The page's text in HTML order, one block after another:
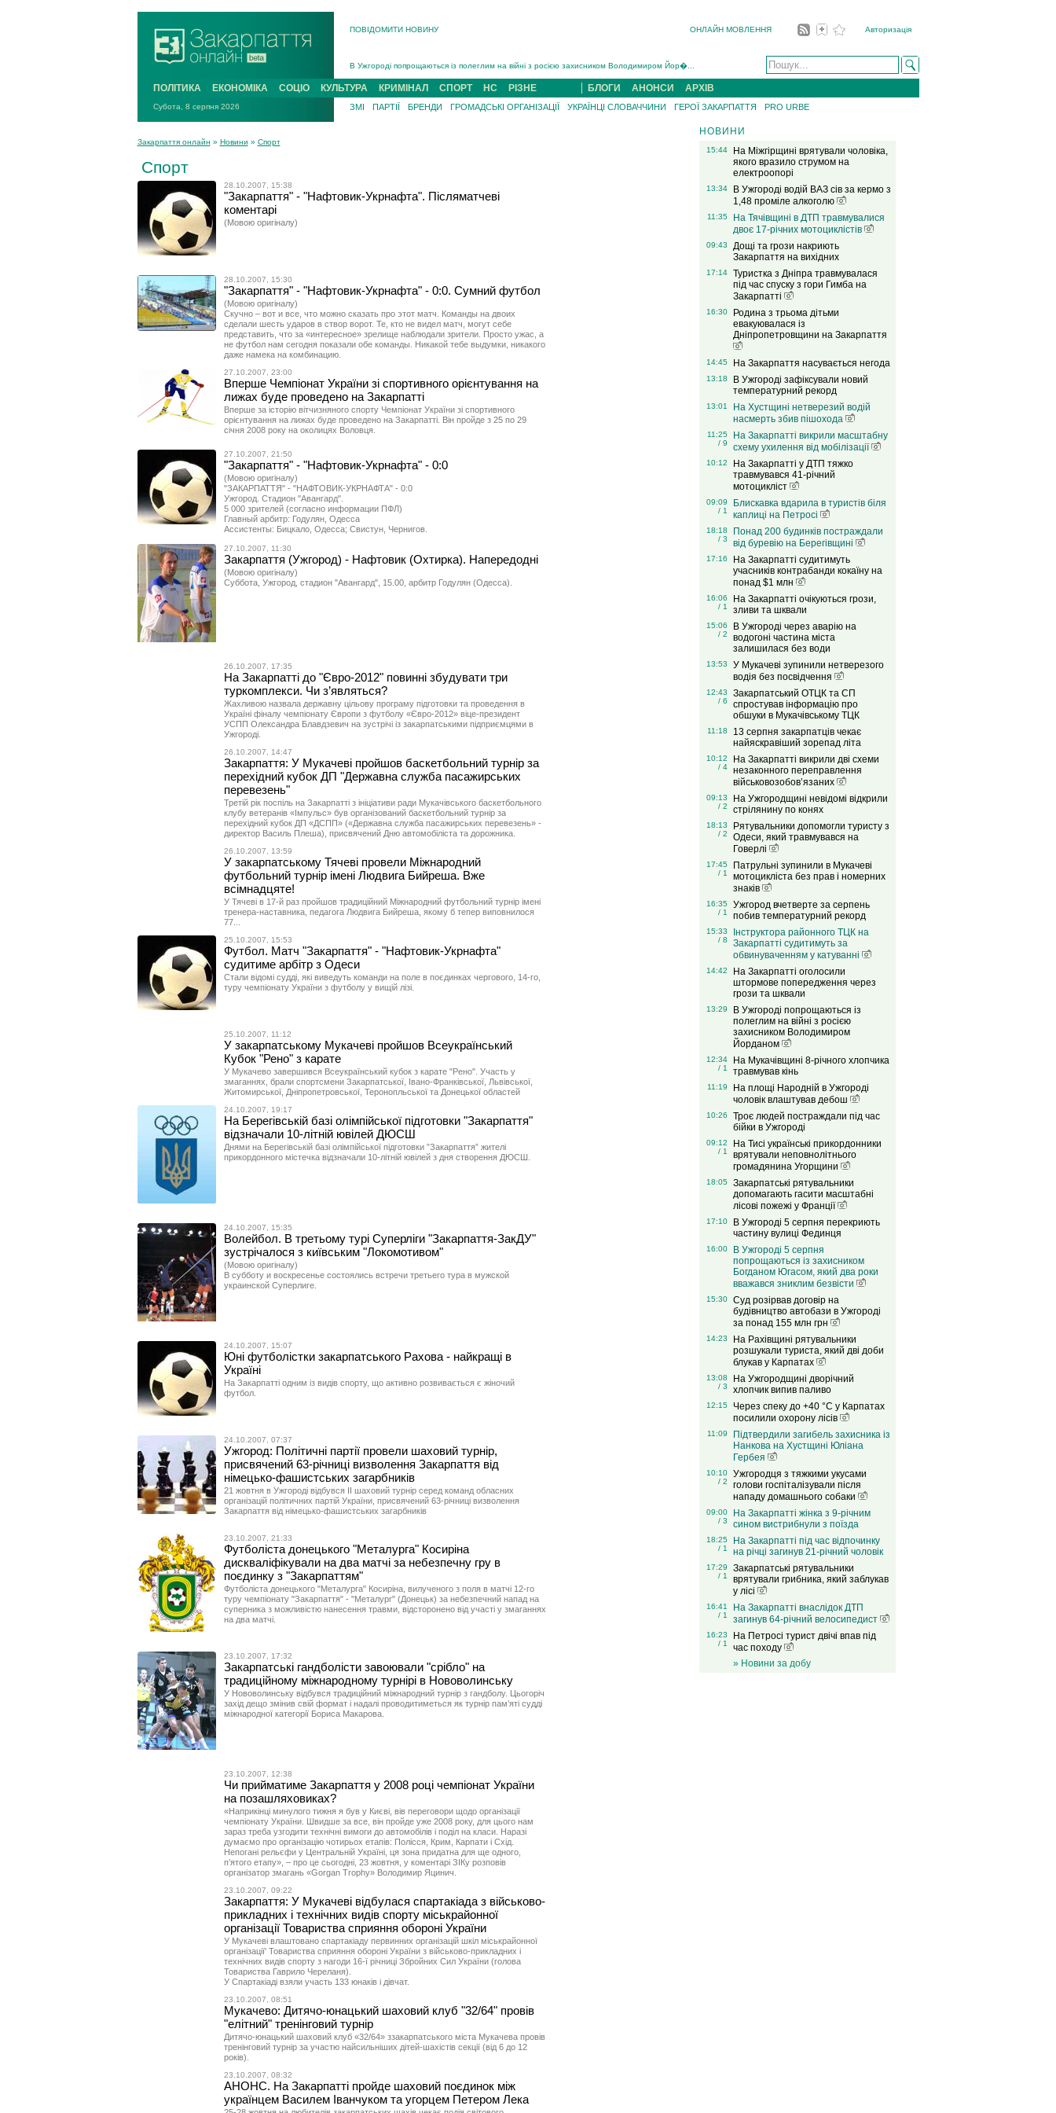
ПОВІДОМИТИ НОВИНУ ОНЛАЙН МОВЛЕННЯ Авторизація
В Ужгороді попрощаються із полеглим на війні з росією захисником Володимиром Йор�...
В Ужгороді 5 серпня попрощаються із захисником Богданом Югасом, який два роки �...
Підтвердили загибель захисника із Нанкова на Хустщині Юліана Гербея (ФОТО)[/gree...
На війні з рф поліг військовий з Виноградова Ігнат Роздяловський (ФОТО)...
ПОЛІТИКА ЕКОНОМІКА СОЦІО КУЛЬТУРА КРИМІНАЛ СПОРТ НС РІЗНЕ БЛОГИ АНОНСИ АРХІВ
Субота, 8 серпня 2026 ЗМІ ПАРТІЇ БРЕНДИ ГРОМАДСЬКІ ОРГАНІЗАЦІЇ УКРАЇНЦІ СЛОВАЧЧИНИ ГЕРОЇ ЗАКАРПАТТЯ PRO URBE
Закарпаття онлайн » Новини » Спорт
Спорт
28.10.2007, 15:38
"Закарпаття" - "Нафтовик-Укрнафта". Післяматчеві
коментарі
(Мовою оригіналу)
28.10.2007, 15:30
"Закарпаття" - "Нафтовик-Укрнафта" - 0:0. Сумний футбол
(Мовою оригіналу)
Скучно – вот и все, что можно сказать про этот матч. Команды на двоих
сделали шесть ударов в створ ворот. Те, кто не видел матч, могут себе
представить, что за «интересное» зрелище наблюдали зрители. Просто ужас, а
не футбол нам сегодня показали обе команды. Никакой тебе выдумки, никакого
даже намека на комбинацию.
27.10.2007, 23:00
Вперше Чемпіонат України зі спортивного орієнтування на
лижах буде проведено на Закарпатті
Вперше за історію вітчизняного спорту Чемпіонат України зі спортивного
орієнтування на лижах буде проведено на Закарпатті. Він пройде з 25 по 29
січня 2008 року на околицях Воловця.
27.10.2007, 21:50
"Закарпаття" - "Нафтовик-Укрнафта" - 0:0
(Мовою оригіналу)
"ЗАКАРПАТТЯ" - "НАФТОВИК-УКРНАФТА" - 0:0
Ужгород. Стадион "Авангард".
5 000 зрителей (согласно информации ПФЛ)
Главный арбитр: Годулян, Одесса
Ассистенты: Бицкало, Одесса; Свистун, Чернигов.
27.10.2007, 11:30
Закарпаття (Ужгород) - Нафтовик (Охтирка). Напередодні
(Мовою оригіналу)
Суббота, Ужгород, стадион "Авангард", 15.00, арбитр Годулян (Одесса).
26.10.2007, 17:35
На Закарпатті до "Євро-2012" повинні збудувати три
туркомплекси. Чи з’являться?
Жахливою назвала державну цільову програму підготовки та проведення в
Україні фіналу чемпіонату Європи з футболу «Євро-2012» віце-президент
УСПП Олександра Блавдзевич на зустрічі із закарпатськими підприємцями в
Ужгороді.
26.10.2007, 14:47
Закарпаття: У Мукачеві пройшов баскетбольний турнір за
перехідний кубок ДП "Державна служба пасажирських
перевезень"
Третій рік поспіль на Закарпатті з ініціативи ради Мукачівського баскетбольного
клубу ветеранів «Імпульс» був організований баскетбольний турнір за
перехідний кубок ДП «ДСПП» («Державна служба пасажирських перевезень» -
директор Василь Плеша), присвячений Дню автомобіліста та дорожника.
26.10.2007, 13:59
У закарпатському Тячеві провели Міжнародний
футбольний турнір імені Людвига Бийреша. Вже
всімнадцяте!
У Тячеві в 17-й раз пройшов традиційний Міжнародний футбольний турнір імені
тренера-наставника, педагога Людвига Бийреша, якому б тепер виповнилося
77...
25.10.2007, 15:53
Футбол. Матч "Закарпаття" - "Нафтовик-Укрнафта"
судитиме арбітр з Одеси
Стали відомі судді, які виведуть команди на поле в поєдинках чергового, 14-го,
туру чемпіонату України з футболу у вищій лізі.
25.10.2007, 11:12
У закарпатському Мукачеві пройшов Всеукраїнський
Кубок "Рено" з карате
У Мукачево завершився Всеукраїнський кубок з карате "Рено". Участь у
змаганнях, брали спортсмени Закарпатської, Івано-Франківської, Львівської,
Житомирської, Дніпропетровської, Теронопльської та Донецької областей
24.10.2007, 19:17
На Берегівській базі олімпійської підготовки "Закарпаття"
відзначали 10-літній ювілей ДЮСШ
Днями на Берегівській базі олімпійської підготовки ”Закарпаття” жителі
прикордонного містечка відзначали 10-літній ювілей з дня створення ДЮСШ.
24.10.2007, 15:35
Волейбол. В третьому турі Суперліги "Закарпаття-ЗакДУ"
зустрічалося з київським "Локомотивом"
(Мовою оригіналу)
В субботу и воскресенье состоялись встречи третьего тура в мужской
украинской Суперлиге.
24.10.2007, 15:07
Юні футболістки закарпатського Рахова - найкращі в
Україні
На Закарпатті одним із видів спорту, що активно розвивається є жіночий
футбол.
24.10.2007, 07:37
Ужгород: Політичні партії провели шаховий турнір,
присвячений 63-річниці визволення Закарпаття від
німецько-фашистських загарбників
21 жовтня в Ужгороді відбувся ІІ шаховий турнір серед команд обласних
організацій політичних партій України, присвячений 63-річниці визволення
Закарпаття від німецько-фашистських загарбників
23.10.2007, 21:33
Футболіста донецького "Металурга" Косиріна
дискваліфікували на два матчі за небезпечну гру в
поєдинку з "Закарпаттям"
Футболіста донецького "Металурга" Косиріна, вилученого з поля в матчі 12-го
туру чемпіонату "Закарпаття" - "Металург" (Донецьк) за небезпечний напад на
суперника з можливістю нанесення травми, відсторонено від участі у змаганнях
на два матчі.
23.10.2007, 17:32
Закарпатські гандболісти завоювали "срібло" на
традиційному міжнародному турнірі в Нововолинську
У Нововолинську відбувся традиційний міжнародний турнір з гандболу. Цьогоріч
захід дещо змінив свій формат і надалі проводитиметься як турнір пам’яті судді
міжнародної категорії Бориса Макарова.
23.10.2007, 12:38
Чи прийматиме Закарпаття у 2008 році чемпіонат України
на позашляховиках?
«Наприкінці минулого тижня я був у Києві, вів переговори щодо організації
чемпіонату України. Швидше за все, він пройде уже 2008 року, для цього нам
зараз треба узгодити технічні вимоги до автомобілів і поділ на класи. Наразі
думаємо про організацію чотирьох етапів: Полісся, Крим, Карпати і Схід.
Непогані рельєфи у Центральній Україні, ця зона придатна для ще одного,
п’ятого етапу», – про це сьогодні, 23 жовтня, у коментарі ЗІКу розповів
організатор змагань «Gorgan Trophy» Володимир Яцинич.
23.10.2007, 09:22
Закарпаття: У Мукачеві відбулася спартакіада з військово-
прикладних і технічних видів спорту міськрайонної
організації Товариства сприяння обороні України
У Мукачеві влаштовано спартакіаду первинних організацій шкіл міськрайонної
організації' Товариства сприяння обороні України з військово-прикладних і
технічних видів спорту з нагоди 16-ї річниці Збройних Сил України (голова
Товариства Гаврило Череланя).
У Спартакіаді взяли участь 133 юнаків і дівчат.
23.10.2007, 08:51
Мукачево: Дитячо-юнацький шаховий клуб "32/64" провів
"елітний" тренінговий турнір
Дитячо-юнацький шаховий клуб «32/64» ззакарпатського міста Мукачева провів
тренінговий турнір за участю найсильніших дітей-шахістів секції (від 6 до 12
років).
23.10.2007, 08:32
АНОНС. На Закарпатті пройде шаховий поєдинок між
українцем Василем Іванчуком та угорцем Петером Лека
НОВИНИ
15:44
На Міжгірщині врятували чоловіка,
якого вразило струмом на
електроопорі
13:34
В Ужгороді водій ВАЗ сів за кермо з
1,48 проміле алкоголю
11:35
На Тячівщині в ДТП травмувалися
двоє 17-річних мотоциклістів
09:43
Дощі та грози накриють
Закарпаття на вихідних
17:14
Туристка з Дніпра травмувалася
під час спуску з гори Гимба на
Закарпатті
16:30
Родина з трьома дітьми
евакуювалася із
Дніпропетровщини на Закарпаття
14:45 На Закарпаття насувається негода
13:18
В Ужгороді зафіксували новий
температурний рекорд
13:01
На Хустщині нетверезий водій
насмерть збив пішохода
11:25
/ 9
На Закарпатті викрили масштабну
схему ухилення від мобілізації
10:12
На Закарпатті у ДТП тяжко
травмувався 41-річний
мотоцикліст
09:09
/ 1
Блискавка вдарила в туристів біля
каплиці на Петросі
18:18
/ 3
Понад 200 будинків постраждали
від буревію на Берегівщині
17:16
На Закарпатті судитимуть
учасників контрабанди кокаїну на
понад $1 млн
16:06
/ 1
На Закарпатті очікуються грози,
зливи та шквали
15:06
/ 2
В Ужгороді через аварію на
водогоні частина міста
залишилася без води
13:53
У Мукачеві зупинили нетверезого
водія без посвідчення
12:43
/ 6
Закарпатський ОТЦК та СП
спростував інформацію про
обшуки в Мукачівському ТЦК
11:18
13 серпня закарпатців чекає
найяскравіший зорепад літа
10:12
/ 4
На Закарпатті викрили дві схеми
незаконного переправлення
військовозобов’язаних
09:13
/ 2
На Ужгородщині невідомі відкрили
стрілянину по конях
18:13
/ 2
Рятувальники допомогли туристу з
Одеси, який травмувався на
Говерлі
17:45
/ 1
Патрульні зупинили в Мукачеві
мотоцикліста без прав і номерних
знаків
16:35
/ 1
Ужгород вчетверте за серпень
побив температурний рекорд
15:33
/ 8
Інструктора районного ТЦК на
Закарпатті судитимуть за
обвинуваченням у катуванні
14:42
На Закарпатті оголосили
штормове попередження через
грози та шквали
13:29
В Ужгороді попрощаються із
полеглим на війні з росією
захисником Володимиром
Йорданом
12:34
/ 1
На Мукачівщині 8-річного хлопчика
травмував кінь
11:19
На площі Народній в Ужгороді
чоловік влаштував дебош
10:26
Троє людей постраждали під час
бійки в Ужгороді
09:12
/ 1
На Тисі українські прикордонники
врятували неповнолітнього
громадянина Угорщини
18:05
Закарпатські рятувальники
допомагають гасити масштабні
лісові пожежі у Франції
17:10
В Ужгороді 5 серпня перекриють
частину вулиці Фединця
16:00
В Ужгороді 5 серпня
попрощаються із захисником
Богданом Югасом, який два роки
вважався зниклим безвісти
15:30
Суд розірвав договір на
будівництво автобази в Ужгороді
за понад 155 млн грн
14:23
На Рахівщині рятувальники
розшукали туриста, який дві доби
блукав у Карпатах
13:08
/ 3
На Ужгородщині дворічний
хлопчик випив паливо
12:15
Через спеку до +40 °C у Карпатах
посилили охорону лісів
11:09
Підтвердили загибель захисника із
Нанкова на Хустщині Юліана
Гербея
10:10
/ 2
Ужгородця з тяжкими укусами
голови госпіталізували після
нападу домашнього собаки
09:00
/ 3
На Закарпатті жінка з 9-річним
сином вистрибнули з поїзда
18:25
/ 1
На Закарпатті під час відпочинку
на річці загинув 21-річний чоловік
17:29
/ 1
Закарпатські рятувальники
врятували грибника, який заблукав
у лісі
16:41
/ 1
На Закарпатті внаслідок ДТП
загинув 64-річний велосипедист
16:23
/ 1
На Петросі турист двічі впав під
час походу
» Новини за добу